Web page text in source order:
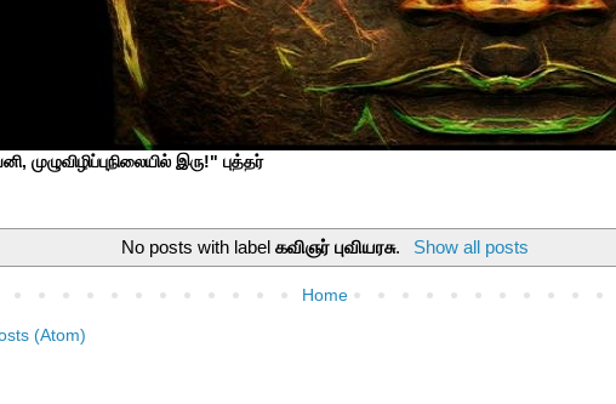
முழுவிழிப்புநிலையில் இரு!" புத்தர்
No posts with labelகவிஞர் புவியரசு. Show all posts
Home
(Atom)